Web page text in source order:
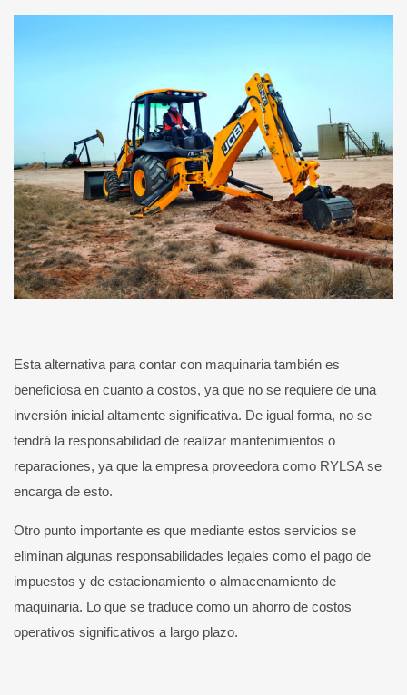
Esta alternativa para contar con maquinaria también es
beneficiosa en cuanto a costos, ya que no se requiere de una
inversión inicial altamente significativa. De igual forma, no se
tendrá la responsabilidad de realizar mantenimientos o
reparaciones, ya que la empresa proveedora como RYLSA se
encarga de esto.
Otro punto importante es que mediante estos servicios se
eliminan algunas responsabilidades legales como el pago de
impuestos y de estacionamiento o almacenamiento de
maquinaria. Lo que se traduce como un ahorro de costos
operativos significativos a largo plazo.